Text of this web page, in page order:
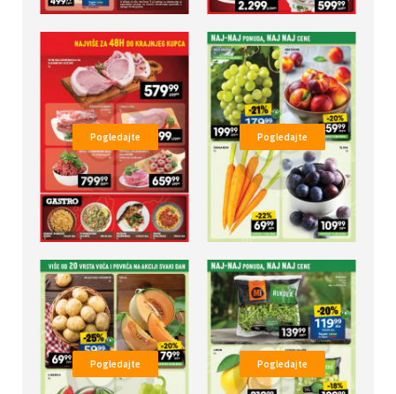
Pogledajte Pogledajte
Pogledajte Pogledajte